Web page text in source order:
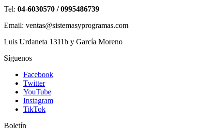
Tel: 04-6030570 / 0995486739
Email: ventas@sistemasyprogramas.com
Luis Urdaneta 1311b y García Moreno
Síguenos
Facebook
Twitter
YouTube
Instagram
TikTok
Boletín